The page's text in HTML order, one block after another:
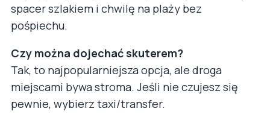
spacer szlakiem i chwilę na plaży bez
pośpiechu.
Czy można dojechać skuterem?
Tak, to najpopularniejsza opcja, ale droga
miejscami bywa stroma. Jeśli nie czujesz się
pewnie, wybierz taxi/transfer.